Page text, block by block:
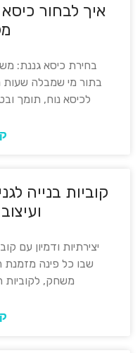
איך לבחור כיסא
בחירת כיסא גננת:
בתור מי שמבלה שעות
לכיסא נוח, תומך
קוביות בנייה
יצירתיות ודמיון עם
שבו כל פינה
משחק, לקוביות